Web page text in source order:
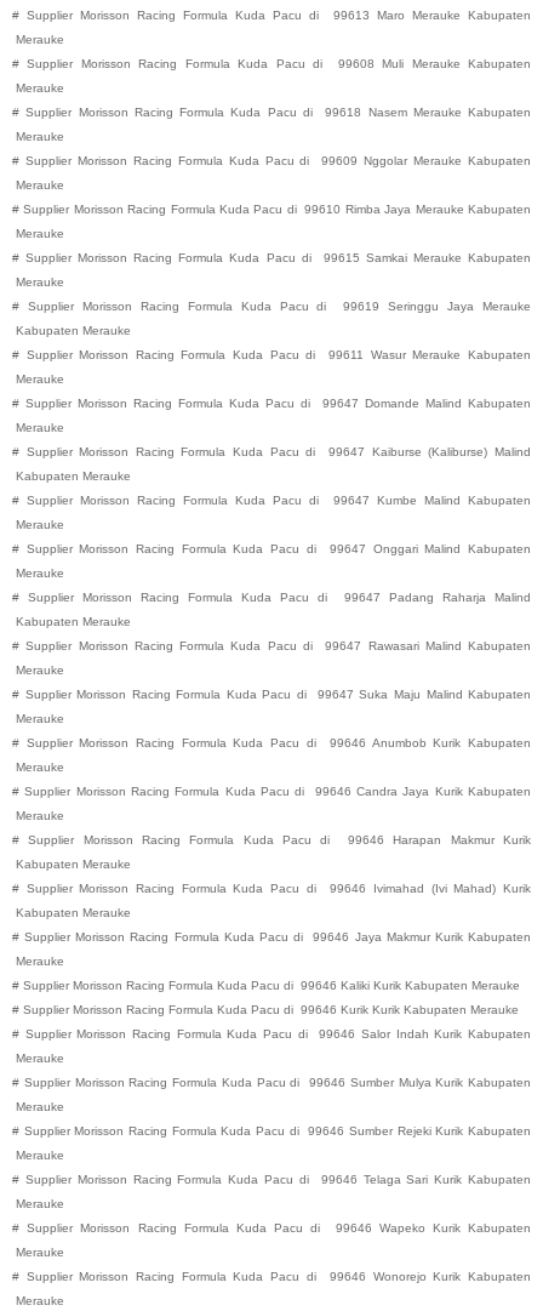
# Supplier Morisson Racing Formula Kuda Pacu di 99613 Maro Merauke
Kabupaten
Merauke
# Supplier Morisson Racing Formula Kuda Pacu di 99608 Muli Merauke
Kabupaten
Merauke
# Supplier Morisson Racing Formula Kuda Pacu di 99618 Nasem Merauke Kabupaten
Merauke
# Supplier Morisson Racing Formula Kuda Pacu di 99609 Nggolar Merauke Kabupaten
Merauke
# Supplier Morisson Racing Formula Kuda Pacu di 99610 Rimba Jaya Merauke Kabupaten
Merauke
# Supplier Morisson Racing Formula Kuda Pacu di 99615 Samkai Merauke Kabupaten
Merauke
#
Supplier Morisson Racing Formula Kuda Pacu di 99619 Seringgu Jaya
Merauke
Kabupaten Merauke
# Supplier Morisson Racing Formula Kuda Pacu di 99611 Wasur Merauke
Kabupaten
Merauke
# Supplier Morisson Racing Formula Kuda Pacu di 99647 Domande Malind Kabupaten
Merauke
# Supplier Morisson Racing Formula Kuda Pacu di 99647 Kaiburse (Kaliburse) Malind
Kabupaten Merauke
# Supplier Morisson Racing Formula Kuda Pacu di 99647 Kumbe Malind
Kabupaten
Merauke
# Supplier Morisson Racing Formula Kuda Pacu di 99647 Onggari Malind
Kabupaten
Merauke
#
Supplier Morisson Racing Formula Kuda Pacu di 99647 Padang Raharja
Malind
Kabupaten Merauke
# Supplier Morisson Racing Formula Kuda Pacu di 99647 Rawasari Malind Kabupaten
Merauke
# Supplier Morisson Racing Formula Kuda Pacu di 99647 Suka Maju Malind Kabupaten
Merauke
# Supplier Morisson Racing Formula Kuda Pacu di 99646 Anumbob Kurik Kabupaten
Merauke
# Supplier Morisson Racing Formula Kuda Pacu di 99646 Candra Jaya Kurik Kabupaten
Merauke
#
Supplier Morisson Racing Formula Kuda Pacu di 99646 Harapan Makmur
Kurik
Kabupaten Merauke
# Supplier Morisson Racing Formula Kuda Pacu di 99646 Ivimahad (Ivi Mahad) Kurik
Kabupaten Merauke
# Supplier Morisson Racing Formula Kuda Pacu di 99646 Jaya Makmur Kurik Kabupaten
Merauke
# Supplier Morisson Racing Formula Kuda Pacu di 99646 Kaliki Kurik Kabupaten Merauke
# Supplier Morisson Racing Formula Kuda Pacu di 99646 Kurik Kurik Kabupaten Merauke
# Supplier Morisson Racing Formula Kuda Pacu di 99646 Salor Indah Kurik Kabupaten
Merauke
# Supplier Morisson Racing Formula Kuda Pacu di 99646 Sumber Mulya Kurik Kabupaten
Merauke
# Supplier Morisson Racing Formula Kuda Pacu di 99646 Sumber Rejeki Kurik Kabupaten
Merauke
# Supplier Morisson Racing Formula Kuda Pacu di 99646 Telaga Sari Kurik Kabupaten
Merauke
# Supplier Morisson Racing Formula Kuda Pacu di 99646 Wapeko Kurik Kabupaten
Merauke
# Supplier Morisson Racing Formula Kuda Pacu di 99646 Wonorejo Kurik Kabupaten
Merauke